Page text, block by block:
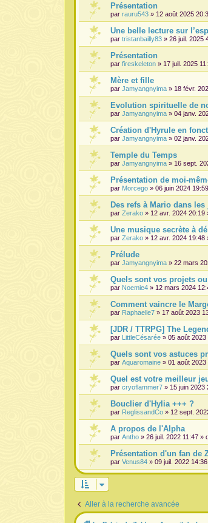
Présentation
par rauru543 » 12 août 2025
Une belle lecture sur
par tristanbailly83 » 26 juil. 2025
Présentation
par fireskeleton » 17 juil. 2025
Mère et fille
par Jamyangnyima » 18 févr.
Evolution spirituelle de
par Jamyangnyima » 04 janv.
Création d'Hyrule en
par Jamyangnyima » 02 janv.
Temple du Temps
par Jamyangnyima » 16 sept.
Présentation de moi-
par Morcego » 06 juin 2024
Des refs à Mario dans les
par Zerako » 12 avr. 2024 20:19
Une musique secrète à
par Zerako » 12 avr. 2024 19:48
Prélude
par Jamyangnyima » 22 mars
Quels sont vos projets
par Noemie4 » 12 mars 2024
Comment vaincre le
par Raphaelle7 » 17 août 2023
[JDR / TTRPG] The
par LittleCésarée » 05 août 2023
Quels sont vos astuces
par Aquaromaine » 01 août 2023
Quel est votre meilleur
par cryoflammer7 » 15 juin 2023
Bouclier d'Hylia +++ ?
par ReglissandCo » 12 sept.
A propos de l'Alpha
par Antho » 26 juil. 2022 11:47 »
Présentation d'un fan de
par Venus84 » 09 juil. 2022
Aller à la recherche avancée